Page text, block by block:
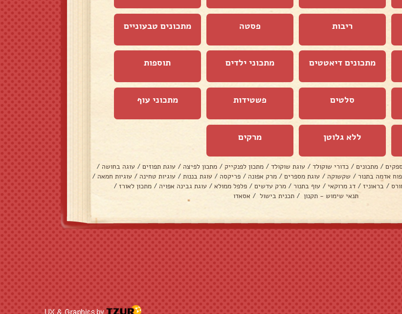
ריבות פסטה מתכונים טבעוניים
מתכונים דיאטטים מתכוני ילדים תוספות
סלטים פשטידות מתכוני עוף
ללא גלוטן מרקים
/ מתכונים / כדורי שוקולד / עוגת שוקולד / מתכון לפנקייק / מתכון לפיצה / עוגת תפוזים / עוגה בחושה /
אדמה בתנור / שקשוקה / עוגת מספרים / מרק אפונה / פריקסה / עוגת בננות / עוגיות טחינה / עוגיות חמאה /
/ בראוניז / דג מרוקאי / עוף בתנור / מרק עדשים / פלפל ממולא / עוגת גבינה אפויה / מתכון לאורז /
תנאי שימוש - תקנון / תכנית בישול / אסאדו